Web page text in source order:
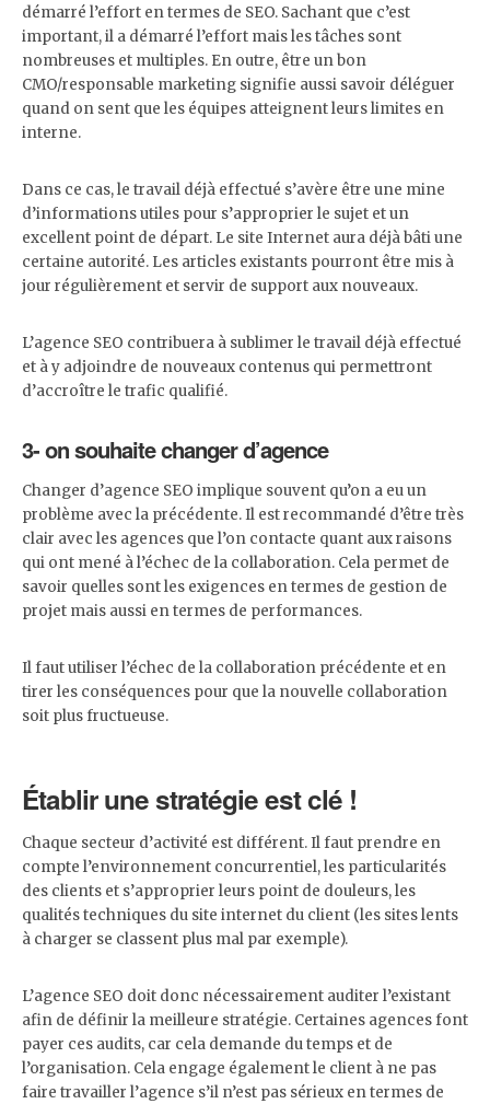
démarré l’effort en termes de SEO. Sachant que c’est
important, il a démarré l’effort mais les tâches sont
nombreuses et multiples. En outre, être un bon
CMO/responsable marketing signifie aussi savoir déléguer
quand on sent que les équipes atteignent leurs limites en
interne.
Dans ce cas, le travail déjà effectué s’avère être une mine
d’informations utiles pour s’approprier le sujet et un
excellent point de départ. Le site Internet aura déjà bâti une
certaine autorité. Les articles existants pourront être mis à
jour régulièrement et servir de support aux nouveaux.
L’agence SEO contribuera à sublimer le travail déjà effectué
et à y adjoindre de nouveaux contenus qui permettront
d’accroître le trafic qualifié.
3- on souhaite changer d’agence
Changer d’agence SEO implique souvent qu’on a eu un
problème avec la précédente. Il est recommandé d’être très
clair avec les agences que l’on contacte quant aux raisons
qui ont mené à l’échec de la collaboration. Cela permet de
savoir quelles sont les exigences en termes de gestion de
projet mais aussi en termes de performances.
Il faut utiliser l’échec de la collaboration précédente et en
tirer les conséquences pour que la nouvelle collaboration
soit plus fructueuse.
Établir une stratégie est clé !
Chaque secteur d’activité est différent. Il faut prendre en
compte l’environnement concurrentiel, les particularités
des clients et s’approprier leurs point de douleurs, les
qualités techniques du site internet du client (les sites lents
à charger se classent plus mal par exemple).
L’agence SEO doit donc nécessairement auditer l’existant
afin de définir la meilleure stratégie. Certaines agences font
payer ces audits, car cela demande du temps et de
l’organisation. Cela engage également le client à ne pas
faire travailler l’agence s’il n’est pas sérieux en termes de